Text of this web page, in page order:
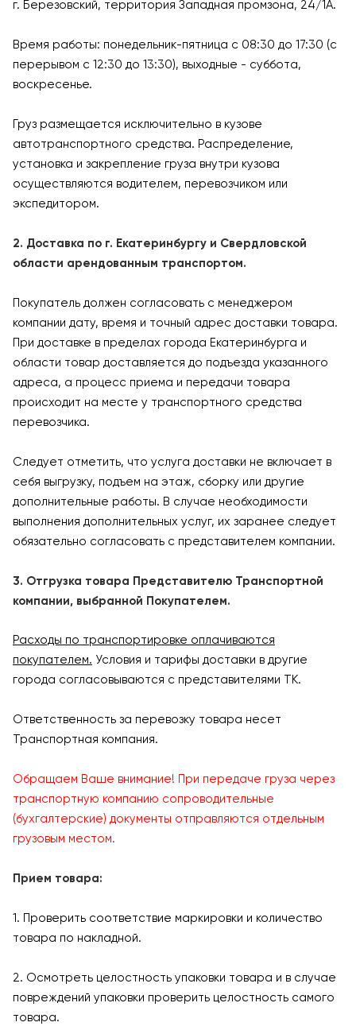
г. Березовский, территория Западная промзона, 24/1А.
Время работы: понедельник-пятница с 08:30 до 17:30 (с
перерывом с 12:30 до 13:30), выходные - суббота,
воскресенье.
Груз размещается исключительно в кузове
автотранспортного средства. Распределение,
установка и закрепление груза внутри кузова
осуществляются водителем, перевозчиком или
экспедитором.
2. Доставка по г. Екатеринбургу и Свердловской
области арендованным транспортом.
Покупатель должен согласовать с менеджером
компании дату, время и точный адрес доставки товара.
При доставке в пределах города Екатеринбурга и
области товар доставляется до подъезда указанного
адреса, а процесс приема и передачи товара
происходит на месте у транспортного средства
перевозчика.
Следует отметить, что услуга доставки не включает в
себя выгрузку, подъем на этаж, сборку или другие
дополнительные работы. В случае необходимости
выполнения дополнительных услуг, их заранее следует
обязательно согласовать с представителем компании.
3. Отгрузка товара Представителю Транспортной
компании, выбранной Покупателем.
Расходы по транспортировке оплачиваются
покупателем. Условия и тарифы доставки в другие
города согласовываются с представителями ТК.
Ответственность за перевозку товара несет
Транспортная компания.
Обращаем Ваше внимание! При передаче груза через
транспортную компанию сопроводительные
(бухгалтерские) документы отправляются отдельным
грузовым местом.
Прием товара:
1. Проверить соответствие маркировки и количество
товара по накладной.
2. Осмотреть целостность упаковки товара и в случае
повреждений упаковки проверить целостность самого
товара.